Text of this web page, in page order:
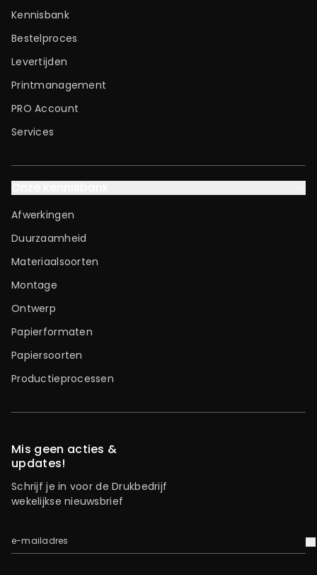
Kennisbank
Bestelproces
Levertijden
Printmanagement
PRO Account
Services
Afwerkingen
Duurzaamheid
Materiaalsoorten
Montage
Ontwerp
Papierformaten
Papiersoorten
Productieprocessen
Mis geen acties &
updates!
Schrijf je in voor de Drukbedrijf
wekelijkse nieuwsbrief
e-mailadres